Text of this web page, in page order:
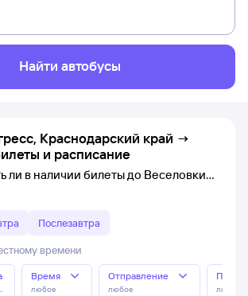
Найти автобусы
Краснодарский край →
и расписание
ли в наличии билеты до Веселовки
Послезавтра
времени
Время
любое
Отправление
любое любое